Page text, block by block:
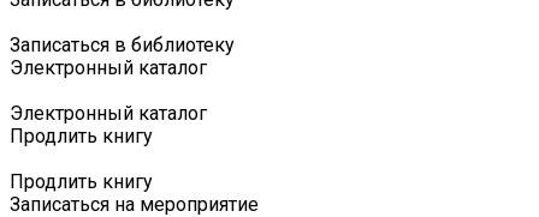
Записаться в библиотеку
Электронный каталог
Электронный каталог
Продлить книгу
Продлить книгу
Записаться на мероприятие